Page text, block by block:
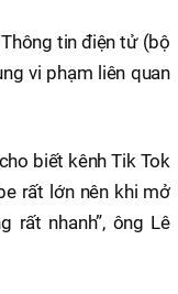
tin điện tử (bộ
vi phạm liên quan
biết kênh Tik Tok
rất lớn nên khi mở
rất nhanh”, ông Lê